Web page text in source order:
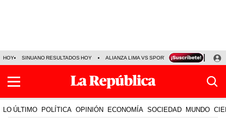
HOY SINUANO RESULTADOS HOY ALIANZA LIMA VS SPORT BOYS JORGE
LO ÚLTIMO POLÍTICA OPINIÓN ECONOMÍA SOCIEDAD MUNDO